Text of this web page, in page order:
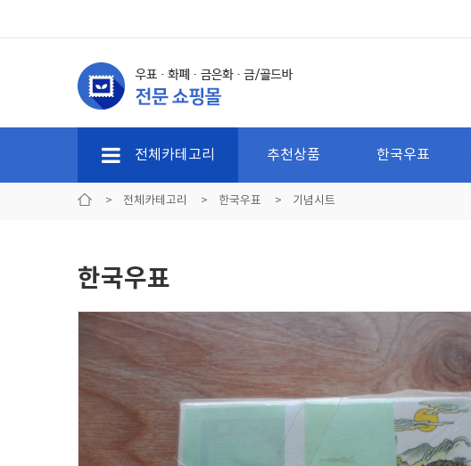
전체카테고리 추천상품 한국우표
> 전체카테고리 > 한국우표 > 기념시트
한국우표